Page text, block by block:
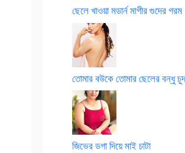
ছেলে খাওয়া মডার্ন মাগীর গুদের গরম
তোমার বউকে তোমার ছেলের বন্ধু
জিভের ডগা দিয়ে মাই চাটা